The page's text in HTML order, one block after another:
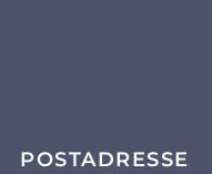
POSTADRESSE